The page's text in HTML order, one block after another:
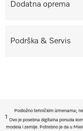
Dodatna oprema
Podrška & Servis
Podložno tehničkim izmenama;
1
Ovo je posebna digitalna ponuda
modela i zemlje. Potrebno je da u